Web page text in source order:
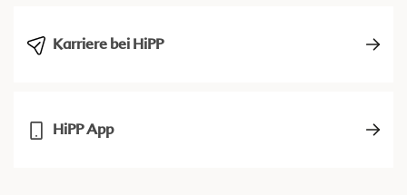
Karriere bei HiPP
HiPP App